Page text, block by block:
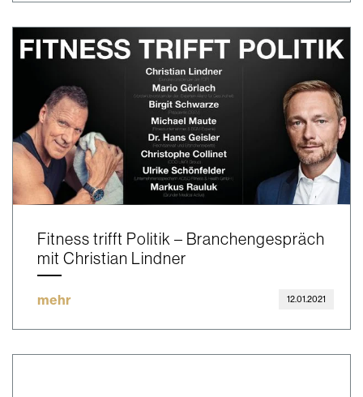
Fitness trifft Politik – Branchengespräch
mit Christian Lindner
mehr 12.01.2021